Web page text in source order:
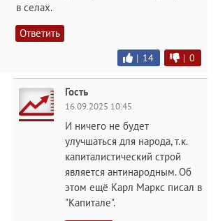
в селах.
Ответить
| 14 | 0
Гость
16.09.2025 10:45
И ничего не будет
улучшаться для народа, т.к.
капиталистический строй
является антинародным. Об
этом ещё Карл Маркс писал в
"Капитале".